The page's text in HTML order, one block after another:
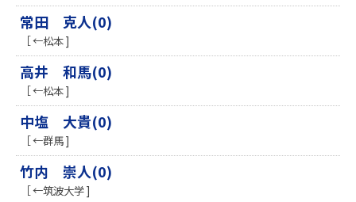
常田 克人(0)
［ ←松本 ]
高井 和馬(0)
［ ←松本 ]
中塩 大貴(0)
［ ←群馬 ]
竹内 崇人(0)
［ ←筑波大学 ]